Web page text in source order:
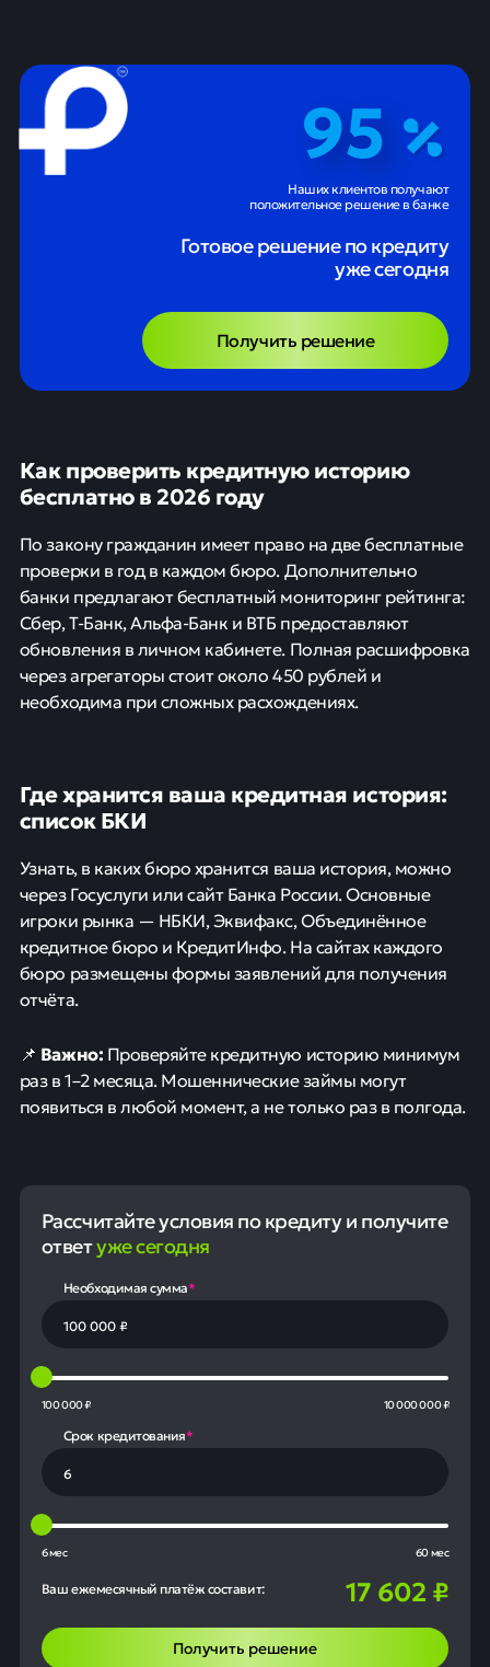
95
Наших клиентов получают
положительное решение в банке
Готовое решение по кредиту
уже сегодня
Получить решение
Как проверить кредитную историю
бесплатно в 2026 году
По закону гражданин имеет право на две бесплатные
проверки в год в каждом бюро. Дополнительно
банки предлагают бесплатный мониторинг рейтинга:
Сбер, Т-Банк, Альфа-Банк и ВТБ предоставляют
обновления в личном кабинете. Полная расшифровка
через агрегаторы стоит около 450 рублей и
необходима при сложных расхождениях.
Где хранится ваша кредитная история:
список БКИ
Узнать, в каких бюро хранится ваша история, можно
через Госуслуги или сайт Банка России. Основные
игроки рынка — НБКИ, Эквифакс, Объединённое
кредитное бюро и КредитИнфо. На сайтах каждого
бюро размещены формы заявлений для получения
отчёта.
📌 Важно: Проверяйте кредитную историю минимум
раз в 1–2 месяца. Мошеннические займы могут
появиться в любой момент, а не только раз в полгода.
Рассчитайте условия по кредиту и получите
ответуже сегодня
Необходимая сумма*
100 000 ₽ 10 000 000 ₽
Срок кредитования*
6 мес 60 мес
Ваш ежемесячный платёж составит: 17 602₽
Получить решение